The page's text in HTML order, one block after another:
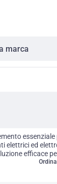
elettrici ed
efficace
così le